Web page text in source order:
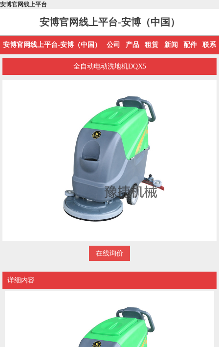
安博官网线上平台
安博官网线上平台-安博（中国）
安博官网线上平台-安博（中国） 公司 产品 租赁 新闻 配件 联系
全自动电动洗地机DQX5
在线询价
详细内容